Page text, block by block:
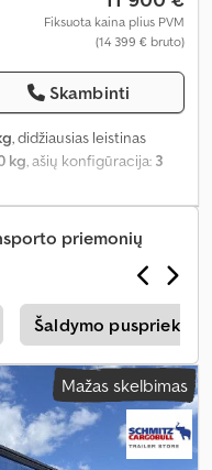
Fiksuota kaina plius PVM
(14 399 € bruto)
Skambinti
, didžiausias leistinas
kg, ašių konfigūracija: 3
vietos ilgis:
erdvės aukštis:2 780
oras
, padangos dydis:
metai:
, Įranga:
priemonių
Šaldymo
Mažas skelbimas